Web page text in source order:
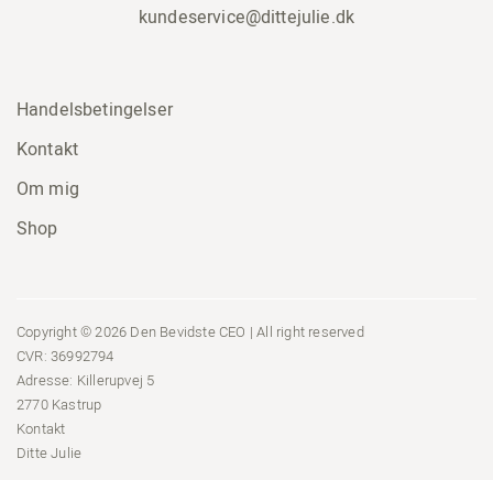
kundeservice@dittejulie.dk
Handelsbetingelser
Kontakt
Om mig
Shop
Copyright © 2026 Den Bevidste CEO | All right reserved
CVR: 36992794
Adresse: Killerupvej 5
2770 Kastrup
Kontakt
Ditte Julie